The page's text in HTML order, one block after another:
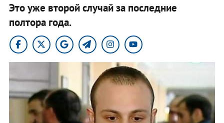
Это уже второй случай за последние
полтора года.